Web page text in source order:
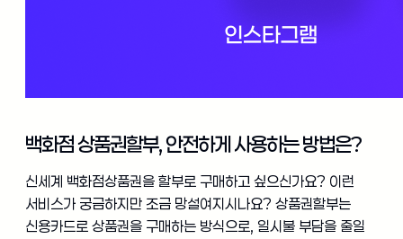
백화점 상품권할부, 안전하게 사용하는 방법은?
신세계 백화점상품권을 할부로 구매하고 싶으신가요? 이런
서비스가 궁금하지만 조금 망설여지시나요? 상품권할부는
신용카드로 상품권을 구매하는 방식으로, 일시불 부담을 줄일